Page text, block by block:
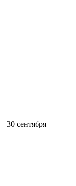
30 сентября